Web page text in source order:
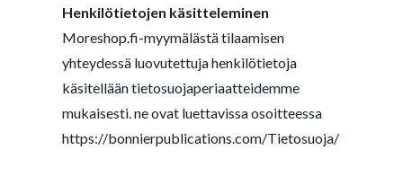
Henkilötietojen käsitteleminen
Moreshop.fi-myymälästä tilaamisen
yhteydessä luovutettuja henkilötietoja
käsitellään tietosuojaperiaatteidemme
mukaisesti. ne ovat luettavissa osoitteessa
https://bonnierpublications.com/Tietosuoja/